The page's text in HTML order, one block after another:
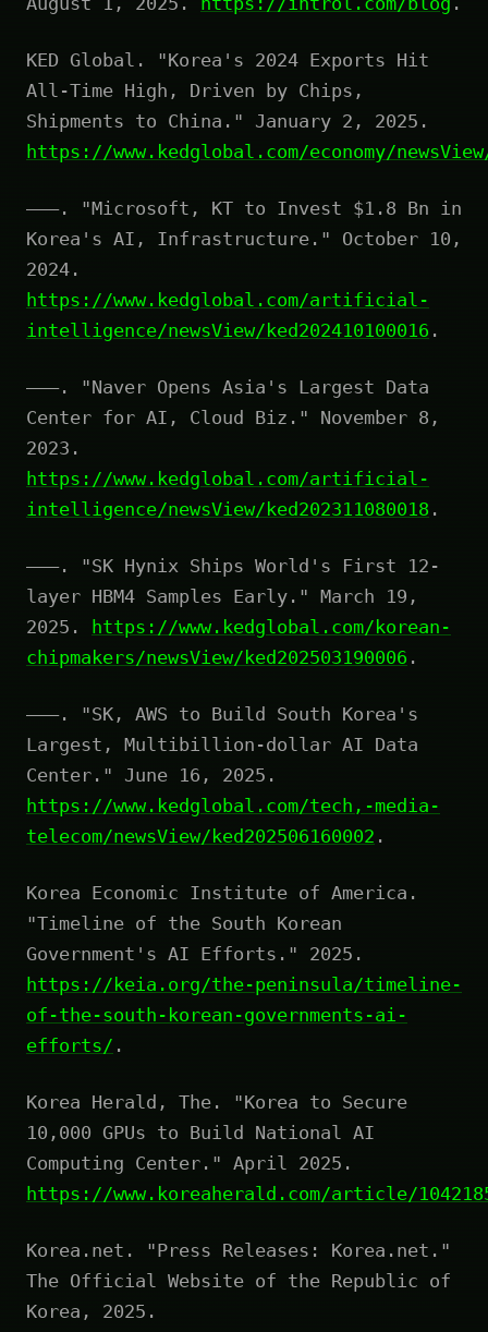
KED Global. "Korea's 2024 Exports Hit
All-Time High, Driven by Chips,
Shipments to China." January 2, 2025.
https://www.kedglobal.com/economy/
———. "Microsoft, KT to Invest $1.8 Bn in
Korea's AI, Infrastructure." October 10,
2024.
https://www.kedglobal.com/artificial-
intelligence/newsView/ked202410100016 .
———. "Naver Opens Asia's Largest Data
Center for AI, Cloud Biz." November 8,
2023.
https://www.kedglobal.com/artificial-
intelligence/newsView/ked202311080018 .
———. "SK Hynix Ships World's First 12-
layer HBM4 Samples Early." March 19,
2025. https://www.kedglobal.com/korean-
chipmakers/newsView/ked202503190006 .
———. "SK, AWS to Build South Korea's
Largest, Multibillion-dollar AI Data
Center." June 16, 2025.
https://www.kedglobal.com/tech,-media-
telecom/newsView/ked202506160002 .
Korea Economic Institute of America.
"Timeline of the South Korean
Government's AI Efforts." 2025.
https://keia.org/the-peninsula/timeline-
of-the-south-korean-governments-ai-
efforts/ .
Korea Herald, The. "Korea to Secure
10,000 GPUs to Build National AI
Computing Center." April 2025.
https://www.koreaherald.com/article/
Korea.net. "Press Releases: Korea.net."
The Official Website of the Republic of
Korea, 2025.